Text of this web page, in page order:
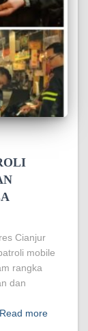
Cianjur
mobile
rangka
dan
Read more